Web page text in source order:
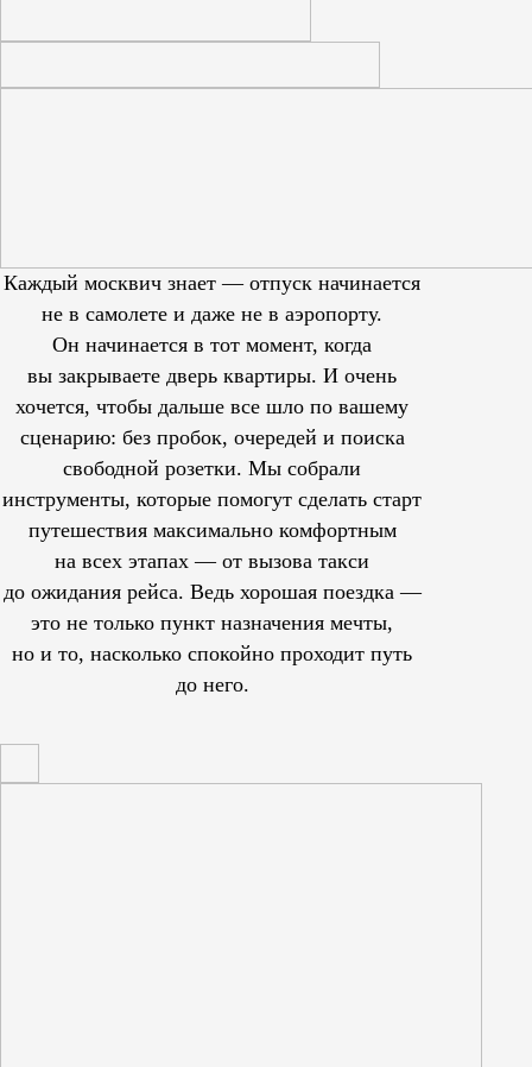
Каждый москвич знает — отпуск начинается
не в самолете и даже не в аэропорту.
Он начинается в тот момент, когда
вы закрываете дверь квартиры. И очень
хочется, чтобы дальше все шло по вашему
сценарию: без пробок, очередей и поиска
свободной розетки. Мы собрали
инструменты, которые помогут сделать старт
путешествия максимально комфортным
на всех этапах — от вызова такси
до ожидания рейса. Ведь хорошая поездка —
это не только пункт назначения мечты,
но и то, насколько спокойно проходит путь
до него.